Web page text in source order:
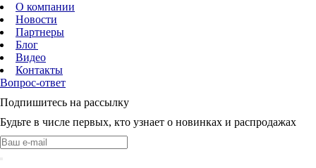
О компании
Новости
Партнеры
Блог
Видео
Контакты
Вопрос-ответ
Подпишитесь на рассылку
Будьте в числе первых, кто узнает о новинках и распродажах